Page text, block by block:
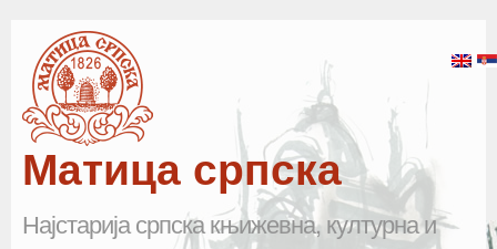
Матица српска
Најстарија српска књижевна, културна и